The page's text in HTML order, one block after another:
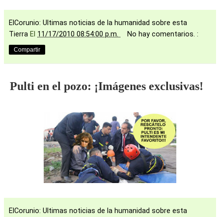
ElCorunio: Ultimas noticias de la humanidad sobre esta
Tierra El 11/17/2010 08:54:00 p.m. No hay comentarios. :
Compartir
Pulti en el pozo: ¡Imágenes exclusivas!
ElCorunio: Ultimas noticias de la humanidad sobre esta